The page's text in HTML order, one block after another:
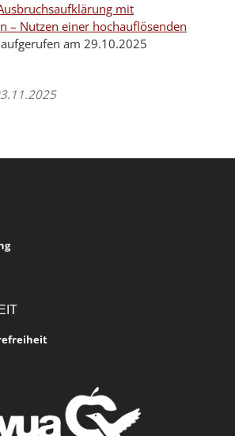
mit
– Nutzen einer hochauflösenden
am 29.10.2025